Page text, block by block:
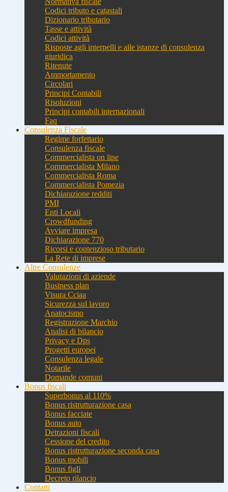
Codici tributo e catastali
Dizionario tributario
Tasse e attività
Codici attività
Risposte agli interpelli e alle istanze di consulenza
giuridica
Ritenute
Ammortamento
Circolari
Principi Contabili
Risoluzioni
Principi contabili internazionali
Faq
Consulenza Fiscale
Regime forfettario
Consulenza fiscale
Commercialista on line
Commercialista Milano
Commercialista Roma
Commercialista Pomezia
Dichiarazione redditi
PMI
Enti Locali
Crowdfunding
Avviare impresa
Dichiarazione 770
Ricorsi e contenzioso tributario
La Rete di imprese
Altre Consulenze
Valutazioni di aziende
Business plan
Visura Cciaa
Sicurezza sul lavoro
Anatocismo
Registrazione Marchio
Analisi di bilancio
Privacy e Dps
Progetti europei
Consulenza legale
Notarile
Domande comuni
Bonus fiscali
Superbonus al 110%
Bonus ristrutturazione casa
Bonus facciate
Bonus auto
Detrazioni fiscali
Cessione del credito
Bonus ristrutturazione seconda casa
Bonus mobili
Bonus figli
Decreto rilancio
Contatti